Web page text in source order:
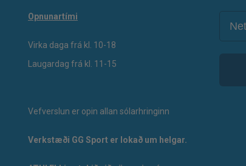
Opnunartími
Virka daga frá kl. 10-18
Laugardag frá kl. 11-15
Vefverslun er opin allan sólarhringinn
Verkstæði GG Sport er lokað um helgar.